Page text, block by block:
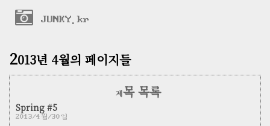
JUNKY.kr
2013년 4월의 페이지들
제목 목록
Spring #5
2013/4월/30일